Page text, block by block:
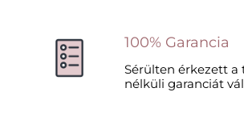
100% Garancia
Sérülten érkezett a
nélküli garanciát